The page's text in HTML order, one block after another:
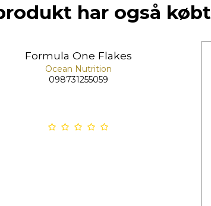
har også købt
Formula One Flakes
Ocean Nutrition
098731255059